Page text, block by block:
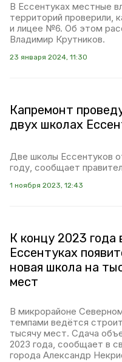
В Ессентуках местные
территорий проверили,
и лицее №6. Об этом
Владимир Крутников.
23 января 2024, 11:30
Капремонт
двух школах
Две школы Ессентуков
году, сообщает
1 ноября 2023, 12:43
К концу 2023 года
Ессентуках
новая школа на
мест
В микрорайоне
темпами ведётся
тысячу мест. Сдача
2023 года, сообщает в
города Александр